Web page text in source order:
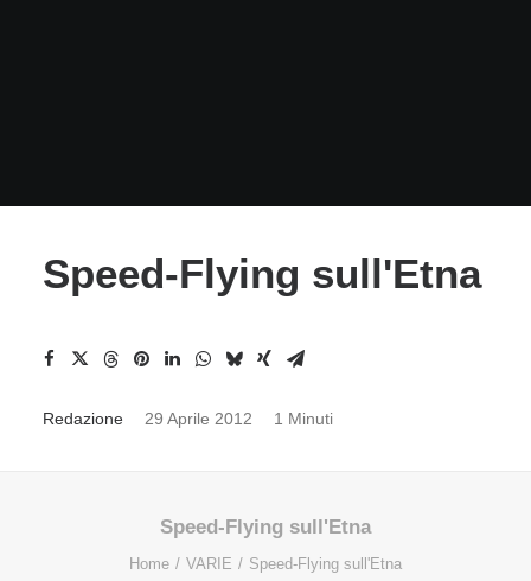
Speed-Flying sull'Etna
Redazione 29 Aprile 2012 1 Minuti
Speed-Flying sull'Etna
Home VARIE Speed-Flying sull'Etna